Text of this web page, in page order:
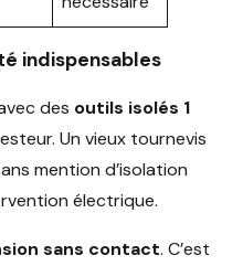
indispensables
des outils isolés 1
Un vieux tournevis
mention d’isolation
électrique.
sans contact. C’est